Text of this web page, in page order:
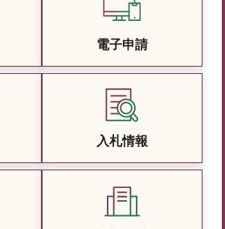
電子申請
入札情報